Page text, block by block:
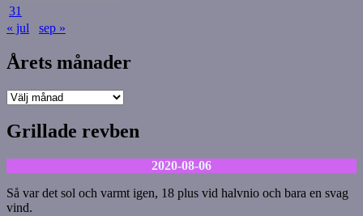
31
« jul
sep »
Årets månader
Årets
Grillade revben
2020-08-06
Så var det sol och varmt igen, 18 plus vid halvnio och bara en svag
vind.